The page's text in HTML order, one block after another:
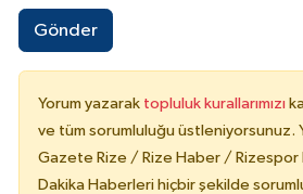
Gönder
Yorum yazarak topluluk kurallarımızı
ve tüm sorumluluğu üstleniyorsunuz.
Gazete Rize / Rize Haber /
Dakika Haberleri hiçbir şekilde